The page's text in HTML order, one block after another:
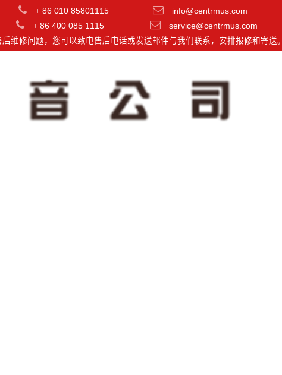
+ 86 010 85801115 info@centrmus.com
+ 86 400 085 1115
service@centrmus.com
维修问题，您可以致电售后电话或发送邮件与我们联系，安排报修和寄送。